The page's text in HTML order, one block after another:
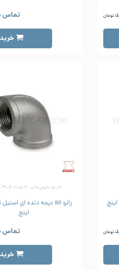
تومان تماس
خرید
تومان
تاریخ به‌روزرسانی: ۱۲ مرداد ۱۴۰۵ | ۱۶:۳۸
اینچ
تماس
خرید